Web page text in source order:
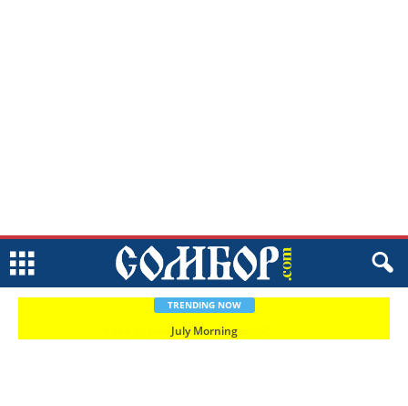
TRENDING NOW
July Morning